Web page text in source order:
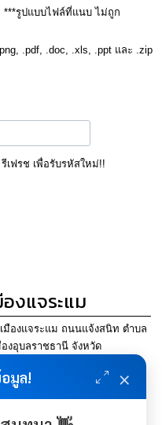
***รูปแบบไฟล์ที่แนบ ไม่ถูก
.pdf, .doc, .xls, .ppt และ .zip
ฟรช เพื่อรับรหัสใหม่!!
มูล! ×
งแจระแม
มืองแจระแม ถนนแจ้งสนิท ตำบล
องอุบลราชธานี จังหวัด
อง พอเพียง เป็นสุข